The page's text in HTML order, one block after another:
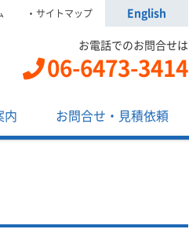
サイトマップ English
お電話でのお問合せは
06-6473-3414
内 お問合せ・見積依頼